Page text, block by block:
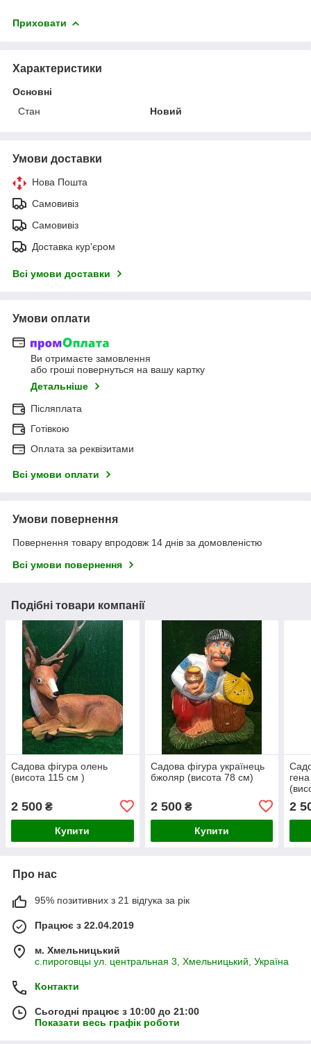
Приховати
Характеристики
Основні
Стан
Новий
Умови доставки
Нова Пошта
Самовивіз
Самовивіз
Доставка кур'єром
Всі умови доставки
Умови оплати
Ви отримаєте замовлення
або гроші повернуться на вашу картку
Детальніше
Післяплата
Готівкою
Оплата за реквізитами
Всі умови оплати
Умови повернення
Повернення товару впродовж 14 днів за домовленістю
Всі умови повернення
Подібні товари компанії
Садова фігура олень
(висота 115 см )
2 500 ₴
Купити
Садова фігура українець
бжоляр (висота 78 см)
2 500₴
Купити
2
Про нас
95% позитивних з 21 відгука за рік
Працює з 22.04.2019
м. Хмельницький
с.пироговцы ул. центральная 3, Хмельницький, Україна
Контакти
Сьогодні працює з 10:00 до 21:00
Показати весь графік роботи